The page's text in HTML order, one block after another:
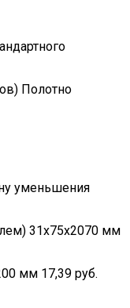
Полотно
уменьшения
31х75х2070 мм
мм 17,39 руб.